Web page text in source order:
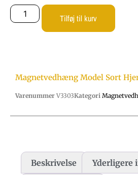
Tilføj til kurv
Magnetvedhæng Model Sort
Varenummer V3303Kategori
Beskrivelse Yderligere